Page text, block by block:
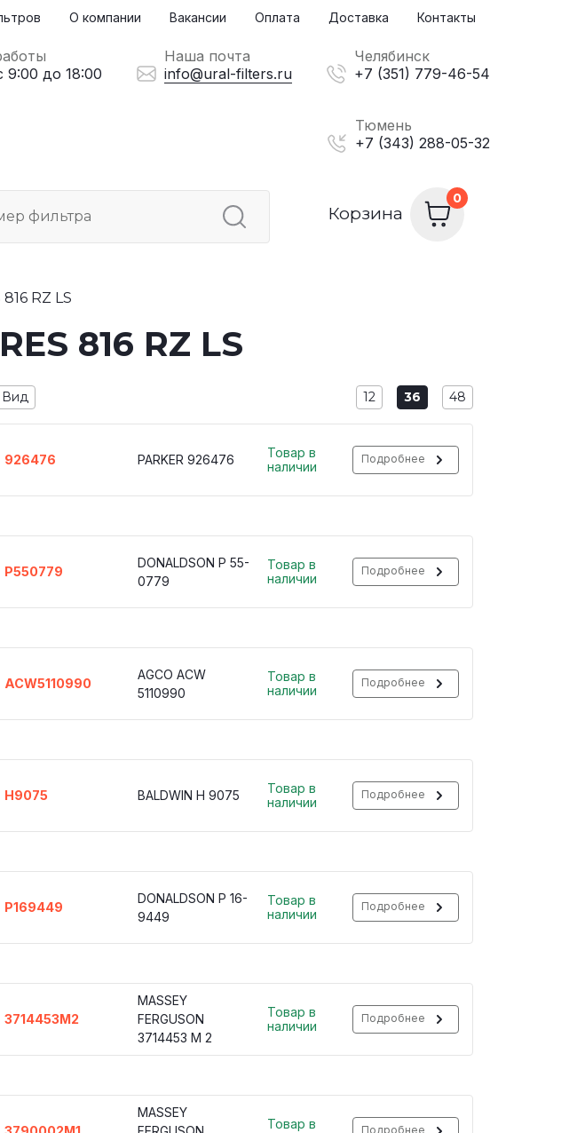
Корзина
О компании Вакансии Оплата Доставка Контакты
до 18:00
Наша почта
info@ural-filters.ru
Челябинск
+7 (351) 779-46-54
Тюмень
+7 (343) 288-05-32
816 RZ LS
816 RZ LS
Вид 12 36 48
926476 PARKER 926476
Товар в
наличии
Подробнее
P550779
DONALDSON P 55-
0779
Товар в
наличии
Подробнее
ACW5110990
AGCO ACW
5110990
Товар в
наличии
Подробнее
H9075 BALDWIN H 9075
Товар в
наличии
Подробнее
P169449
DONALDSON P 16-
9449
Товар в
наличии
Подробнее
3714453M2
MASSEY
FERGUSON
3714453 M 2
Товар в
наличии
Подробнее
MASSEY
Товар в
Подробнее